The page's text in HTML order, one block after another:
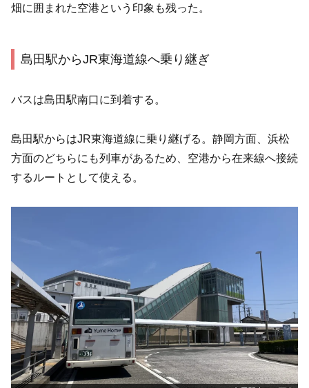
畑に囲まれた空港という印象も残った。
島田駅からJR東海道線へ乗り継ぎ
バスは島田駅南口に到着する。
島田駅からはJR東海道線に乗り継げる。静岡方面、浜松
方面のどちらにも列車があるため、空港から在来線へ接続
するルートとして使える。